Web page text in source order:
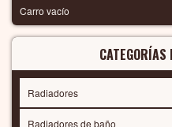
Carro vacío
CATEGORÍAS
Radiadores
Radiadores de baño